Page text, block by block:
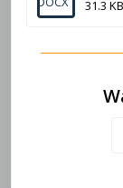
31.3 KB